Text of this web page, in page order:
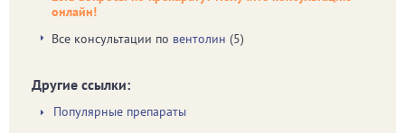
онлайн!
Все консультации по вентолин (5)
Другие ссылки:
Популярные препараты